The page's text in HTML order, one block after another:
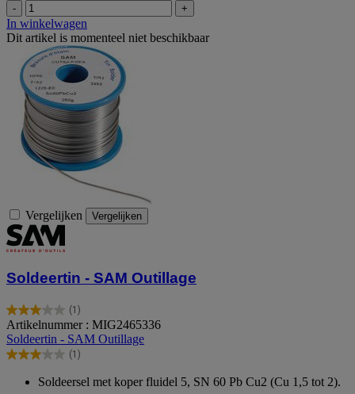
- +
In winkelwagen
Dit artikel is momenteel niet beschikbaar
Vergelijken Vergelijken
Soldeertin - SAM Outillage
(1)
3.0
van
de
5
Artikelnummer : MIG2465336
Soldeertin - SAM Outillage
(1)
3.0
Soldeersel met koper fluidel 5, SN 60 Pb Cu2 (Cu 1,5 tot 2).